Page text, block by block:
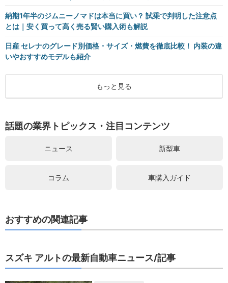
納期1年半のジムニーノマドは本当に買い？ 試乗で判明した注意点
とは｜安く買って高く売る賢い購入術も解説
日産 セレナのグレード別価格・サイズ・燃費を徹底比較！ 内装の違
いやおすすめモデルも紹介
もっと見る
話題の業界トピックス・注目コンテンツ
ニュース 新型車
コラム 車購入ガイド
おすすめの関連記事
スズキ アルトの最新自動車ニュース/記事